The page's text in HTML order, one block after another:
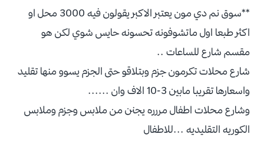
**سوق نم دي مون يعتبر الاكبر يقولون فيه 3000 محل او
اكثر طبعا اول ماتشوفونه تحسونه حايس شوي لكن هو
مقسم شارع للساعات ..
شارع محلات تكرمون جزم وبتلاقو حتى الجزم يسوو منها تقليد
واسعارها تقريبا مابين 3-10 الاف وان ......
وشارع محلات اطفال مررره يجنن من ملابس وجزم وملابس
الكوريه التقليديه ...للاطفال